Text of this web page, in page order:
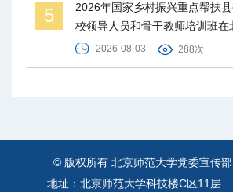
5
2026年国家乡村振兴重点帮扶
校领导人员和骨干教师培训班在
2026-08-03 288次
© 版权所有 北京师范大学党委宣传部
地址：北京师范大学科技楼C区11层